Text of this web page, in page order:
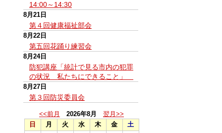
14:00～14:30
8月21日
第４回健康福祉部会
8月22日
第五回花踊り練習会
8月24日
防犯講座「統計で見る市内の犯罪
の状況 私たちにできること」
8月27日
第３回防災委員会
<<前月 2026年8月
翌月>>
日
月 火 水 木 金
土